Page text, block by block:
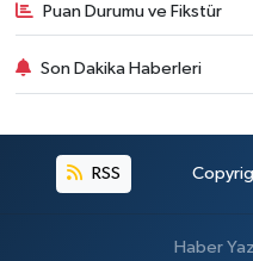
Puan Durumu ve Fikstür
Son Dakika Haberleri
RSS
Haber